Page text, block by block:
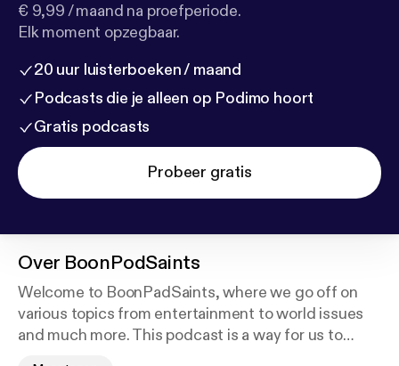
€ 9,99 / maand na proefperiode.
Elk moment opzegbaar.
20 uur luisterboeken / maand
Podcasts die je alleen op Podimo hoort
Gratis podcasts
Probeer gratis
Over BoonPodSaints
Welcome to BoonPadSaints, where we go off on
various topics from entertainment to world issues
and much more. This podcast is a way for us to